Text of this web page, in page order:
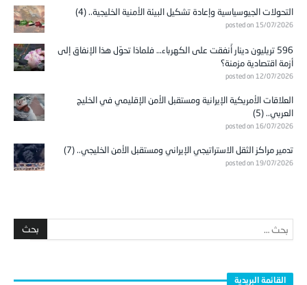
التحولات الجيوسياسية وإعادة تشكيل البيئة الأمنية الخليجية.. (4)
posted on 15/07/2026
596 تريليون دينار أُنفقت على الكهرباء… فلماذا تحوّل هذا الإنفاق إلى
أزمة اقتصادية مزمنة؟
posted on 12/07/2026
العلاقات الأمريكية الإيرانية ومستقبل الأمن الإقليمي في الخليج
العربي.. (5)
posted on 16/07/2026
تدمير مراكز الثقل الاستراتيجي الإيراني ومستقبل الأمن الخليجي.. (7)
posted on 19/07/2026
القائمة البريدية